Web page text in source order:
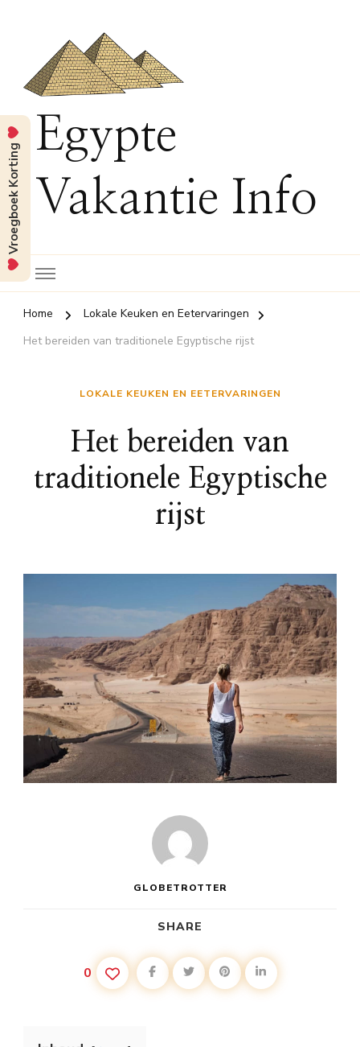
Egypte
Vakantie Info
Home
Lokale Keuken en Eetervaringen
Het bereiden van traditionele Egyptische rijst
LOKALE KEUKEN EN EETERVARINGEN
Het bereiden van
traditionele Egyptische
rijst
GLOBETROTTER
SHARE
0
Vroegboek Korting